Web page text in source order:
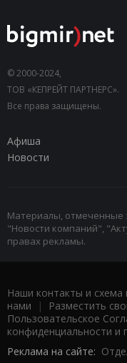
© 2000-2024,
ТОВ «КЕПРЕЙТ ПАРТНЕРС».
Все права защищены.
Афиша
Новости
Материалы, отмеченные
"Новости компаний",
правах рекламы.
Наши контакты и схема
нами | Разместить
Пользовательское
конфиденциальности и
Реклама на сайте: